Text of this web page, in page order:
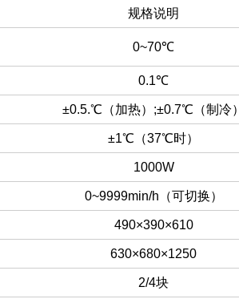
规格说明
0~70℃
0.1℃
±0.5.℃（加热）;±0.7℃（制冷）
±1℃（37℃时）
1000W
0~9999min/h（可切换）
490×390×610
630×680×1250
2/4块